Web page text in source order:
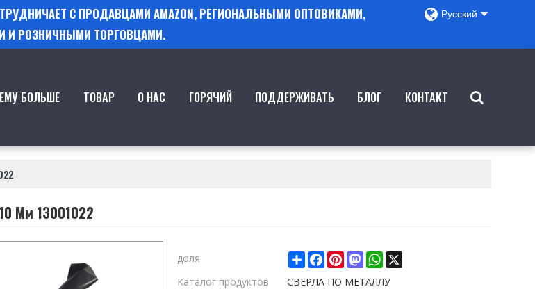
С ПРОДАВЦАМИ AMAZON, РЕГИОНАЛЬНЫМИ ОПТОВИКАМИ,
И РОЗНИЧНЫМИ ТОРГОВЦАМИ.
Русский
БОЛЬШЕ ТОВАР О НАС ГОРЯЧИЙ ПОДДЕРЖИВАТЬ БЛОГ КОНТАКТ
Мм 13001022
доля ShareFacebook
PinterestMastodonWhatsApp
X
Каталог продуктов
СВЕРЛА ПО МЕТАЛЛУ